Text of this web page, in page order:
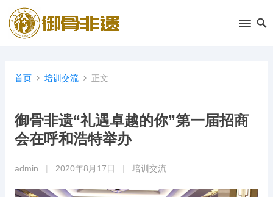
首页 培训交流 正文
御骨非遗“礼遇卓越的你”第一届招商
会在呼和浩特举办
admin 2020年8月17日 培训交流